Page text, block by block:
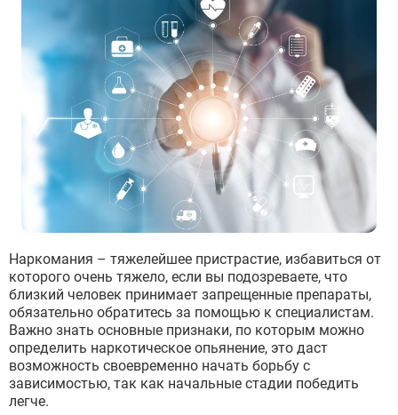
Наркомания – тяжелейшее пристрастие, избавиться от
которого очень тяжело, если вы подозреваете, что
близкий человек принимает запрещенные препараты,
обязательно обратитесь за помощью к специалистам.
Важно знать основные признаки, по которым можно
определить наркотическое опьянение, это даст
возможность своевременно начать борьбу с
зависимостью, так как начальные стадии победить
легче.